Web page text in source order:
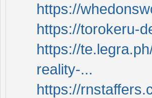
https://
https://torokeru-
https://
reality-...
https://